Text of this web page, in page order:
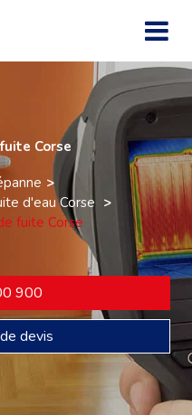
Corse
d'eau Corse
fuite Corse
900
devis